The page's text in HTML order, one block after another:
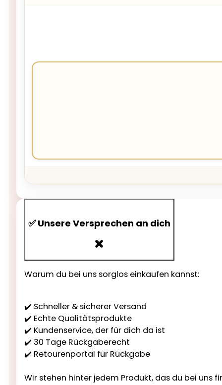
✅ Unsere Versprechen an dich
Warum du bei uns sorglos einkaufen kannst:
✔️ Schneller & sicherer Versand
✔️ Echte Qualitätsprodukte
✔️ Kundenservice, der für dich da ist
✔️ 30 Tage Rückgaberecht
✔️ Retourenportal für Rückgabe
Wir stehen hinter jedem Produkt, das du bei uns